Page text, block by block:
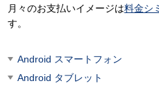
月々のお支払いイメージは料金シ
す。
Android スマートフォン
Android タブレット